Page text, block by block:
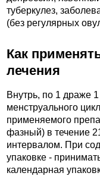
туберкулез,
(без регулярных
Как
лечения
Внутрь, по 1 драже
менструального
применяемого
фазный) в течение
интервалом. При
упаковке -
календарная